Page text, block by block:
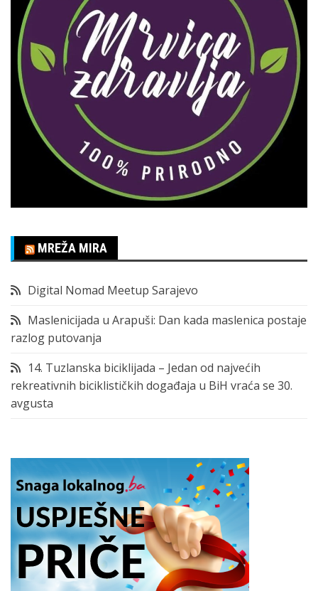
MREŽA MIRA
Digital Nomad Meetup Sarajevo
Maslenicijada u Arapuši: Dan kada maslenica postaje
razlog putovanja
14. Tuzlanska biciklijada – Jedan od najvećih
rekreativnih biciklističkih događaja u BiH vraća se 30.
avgusta